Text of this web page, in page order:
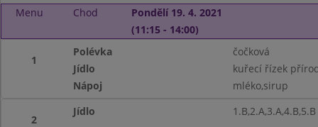
Menu Chod
Pondělí 19. 4. 2021
(11:15 - 14:00)
1
Polévka
čočková
Jídlo
kuřecí řízek
Nápoj
mléko,sirup
2
Jídlo